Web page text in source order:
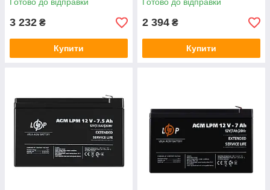
3 232 ₴
Купити
2 394 ₴
Купити